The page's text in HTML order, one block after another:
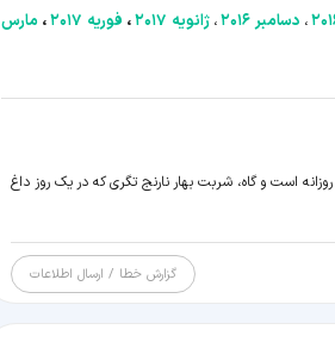
، دسامبر ۲۰۱۶ ،ژانویه ۲۰۱۷ ، فوریه ۲۰۱۷ ، مارس
است و گاه، شربت بهار نارنج تگری که در یک روز داغ
گزارش خطا / ارسال اطلاعات